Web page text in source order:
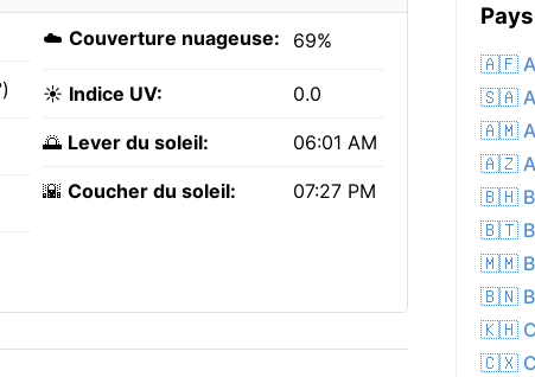
☁️ Couverture nuageuse: 69%
☀️ Indice UV: 0.0
🌅 Lever du soleil: 06:01 AM
🌇 Coucher du soleil: 07:27 PM
🇦🇫
🇸🇦
🇦🇲
🇦🇿
🇧🇭
🇧🇹
🇲🇲
🇧🇳
🇰🇭
🇨🇽